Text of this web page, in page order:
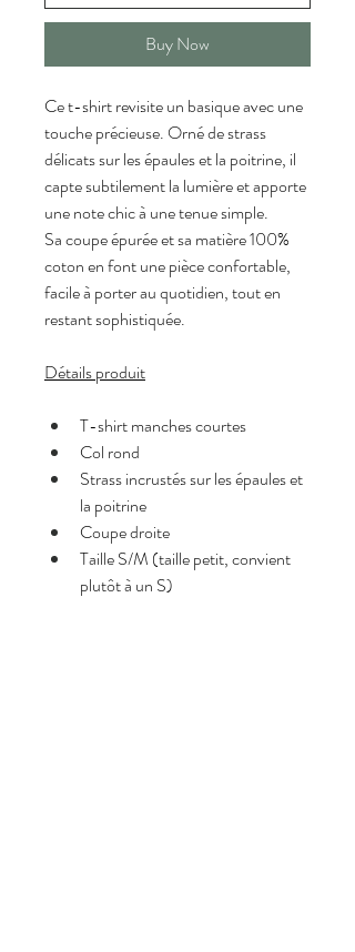
Buy Now
Ce t-shirt revisite un basique avec une
touche précieuse. Orné de strass
délicats sur les épaules et la poitrine, il
capte subtilement la lumière et apporte
une note chic à une tenue simple.
Sa coupe épurée et sa matière 100%
coton en font une pièce confortable,
facile à porter au quotidien, tout en
restant sophistiquée.
Détails produit
T-shirt manches courtes
Col rond
Strass incrustés sur les épaules et
la poitrine
Coupe droite
Taille S/M (taille petit, convient
plutôt à un S)